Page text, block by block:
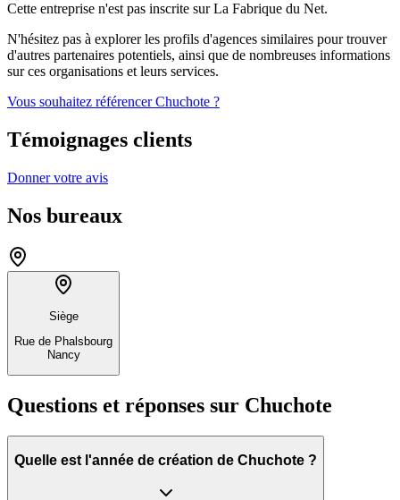
Cette entreprise n'est pas inscrite sur La Fabrique du Net.
N'hésitez pas à explorer les profils d'agences similaires pour trouver
d'autres partenaires potentiels, ainsi que de nombreuses informations
sur ces organisations et leurs services.
Vous souhaitez référencer Chuchote ?
Témoignages clients
Donner votre avis
Nos bureaux
Siège
Rue de Phalsbourg
Nancy
Questions et réponses sur Chuchote
Quelle est l'année de création de Chuchote ?